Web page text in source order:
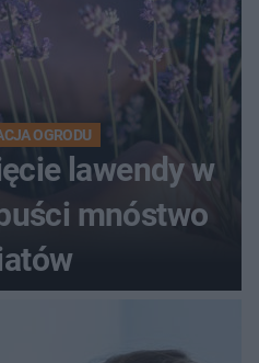
OGRODU
lawendy w
mnóstwo